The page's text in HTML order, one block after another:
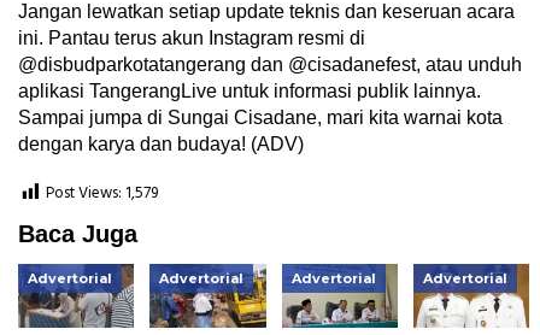
Jangan lewatkan setiap update teknis dan keseruan acara
ini. Pantau terus akun Instagram resmi di
@disbudparkotatangerang dan @cisadanefest, atau unduh
aplikasi TangerangLive untuk informasi publik lainnya.
Sampai jumpa di Sungai Cisadane, mari kita warnai kota
dengan karya dan budaya! (ADV)
Post Views: 1,579
Baca Juga
Advertorial Advertorial Advertorial Advertorial